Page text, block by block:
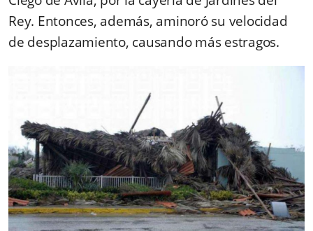
Rey. Entonces, además, aminoró su velocidad
de desplazamiento, causando más estragos.